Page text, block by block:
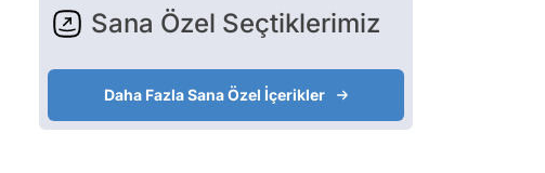
Sana Özel Seçtiklerimiz
Daha Fazla Sana Özel İçerikler